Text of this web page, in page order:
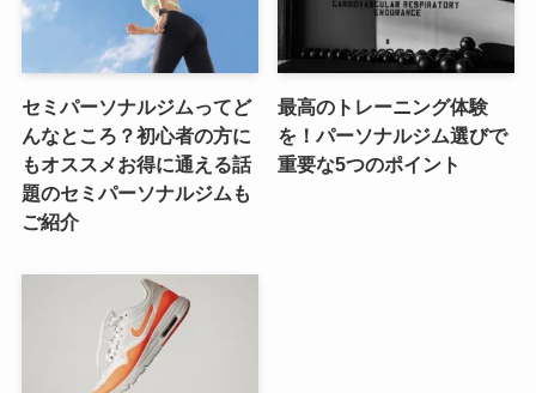
セミパーソナルジムってど
んなところ？初心者の方に
もオススメお得に通える話
題のセミパーソナルジムも
ご紹介
最高のトレーニング体験
を！パーソナルジム選びで
重要な5つのポイント